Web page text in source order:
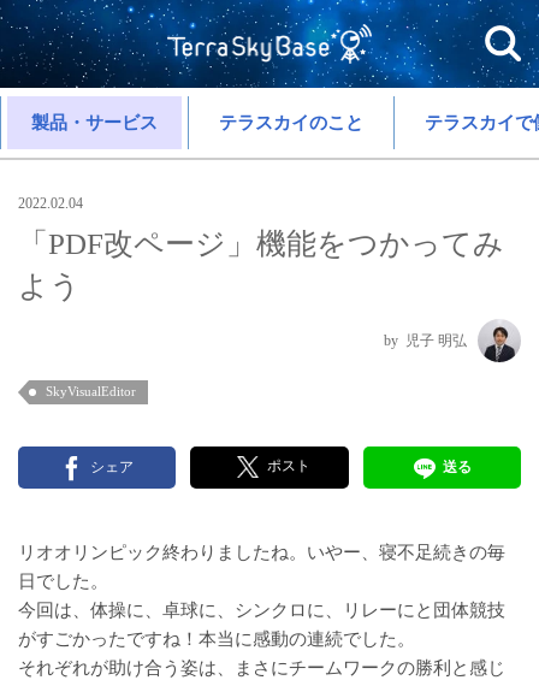
製品・サービス テラスカイのこと テラスカイで
2022.02.04
「PDF改ページ」機能をつかってみ
よう
児子 明弘
SkyVisualEditor
シェア ポスト 送る
リオオリンピック終わりましたね。いやー、寝不足続きの毎
日でした。
今回は、体操に、卓球に、シンクロに、リレーにと団体競技
がすごかったですね！本当に感動の連続でした。
それぞれが助け合う姿は、まさにチームワークの勝利と感じ